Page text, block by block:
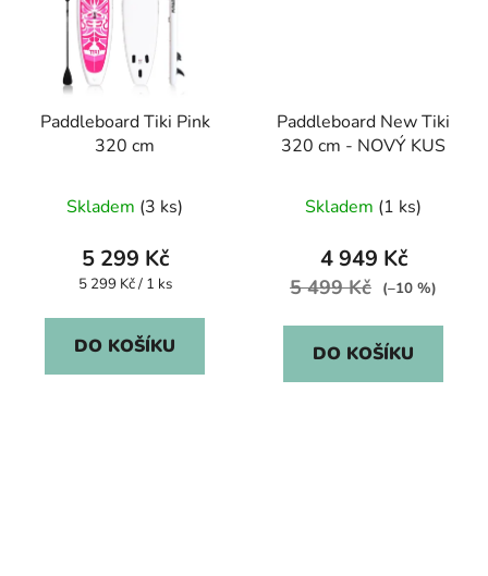
Paddleboard Tiki Pink
320 cm
Skladem (3 ks)
5 299 Kč
Měrná
5 299 Kč / 1 ks
DO KOŠÍKU
Paddleboard New Tiki
320 cm - NOVÝ KUS
Skladem (1 ks)
4 949 Kč
5 499 Kč (–10 %)
DO KOŠÍKU